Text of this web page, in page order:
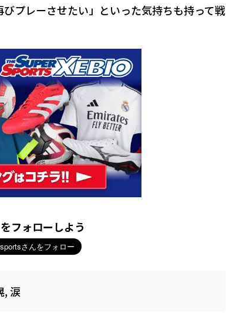
プレーさせたい」といった気持ちも持って戦
フォローしよう
,涙